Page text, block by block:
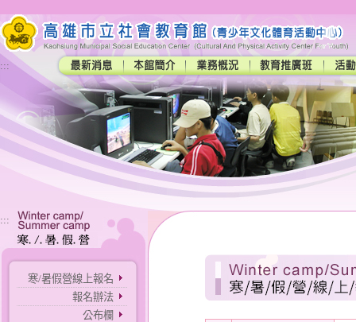
:::
:::
寒/暑假營線上報名
報名辦法
公布欄